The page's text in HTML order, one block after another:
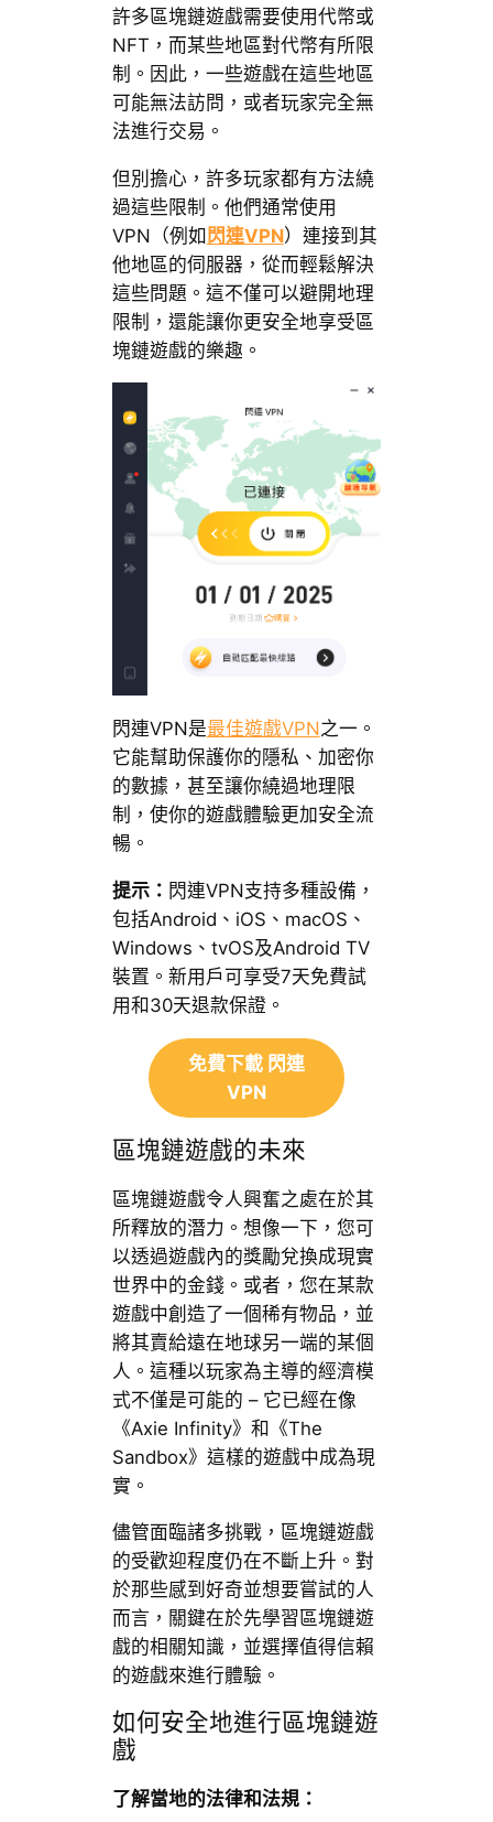
許多區塊鏈遊戲需要使用代幣或
NFT，而某些地區對代幣有所限
制。因此，一些遊戲在這些地區
可能無法訪問，或者玩家完全無
法進行交易。
但別擔心，許多玩家都有方法繞
過這些限制。他們通常使用
VPN（例如 閃連VPN）連接到其
他地區的伺服器，從而輕鬆解決
這些問題。這不僅可以避開地理
限制，還能讓你更安全地享受區
塊鏈遊戲的樂趣。
閃連VPN是最佳遊戲VPN之一。
它能幫助保護你的隱私、加密你
的數據，甚至讓你繞過地理限
制，使你的遊戲體驗更加安全流
暢。
提示： 閃連VPN支持多種設備，
包括Android、iOS、macOS、
Windows、tvOS及Android TV
裝置。新用戶可享受7天免費試
用和30天退款保證。
免費下載 閃連
VPN
區塊鏈遊戲的未來
區塊鏈遊戲令人興奮之處在於其
所釋放的潛力。想像一下，您可
以透過遊戲內的獎勵兌換成現實
世界中的金錢。或者，您在某款
遊戲中創造了一個稀有物品，並
將其賣給遠在地球另一端的某個
人。這種以玩家為主導的經濟模
式不僅是可能的 – 它已經在像
《Axie Infinity》和《The
Sandbox》這樣的遊戲中成為現
實。
儘管面臨諸多挑戰，區塊鏈遊戲
的受歡迎程度仍在不斷上升。對
於那些感到好奇並想要嘗試的人
而言，關鍵在於先學習區塊鏈遊
戲的相關知識，並選擇值得信賴
的遊戲來進行體驗。
如何安全地進行區塊鏈遊
戲
了解當地的法律和法規：